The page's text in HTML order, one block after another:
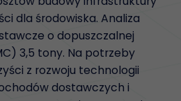
dla środowiska. Analiza
o dopuszczalnej
3,5 tony. Na potrzeby
z rozwoju technologii
dostawczych i